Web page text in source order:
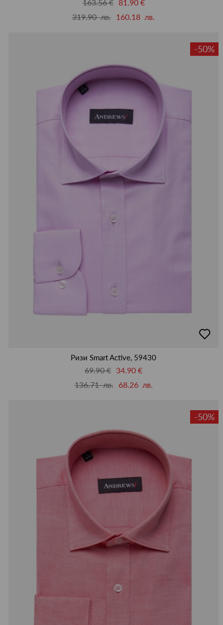
163.56 €
81.90 €
319.90 лв. 160.18 лв.
-50%
в
Ризи Smart Active, 59430
69.90 € 34.90 €
136.71 лв.
68.26 лв.
-50%